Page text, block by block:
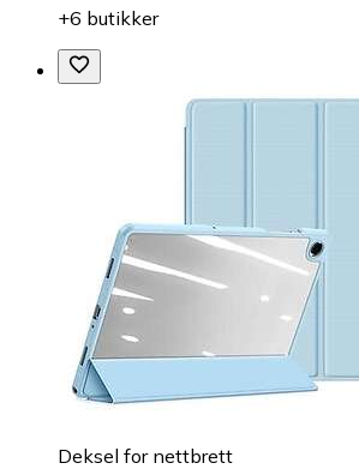
+6 butikker
Deksel for nettbrett